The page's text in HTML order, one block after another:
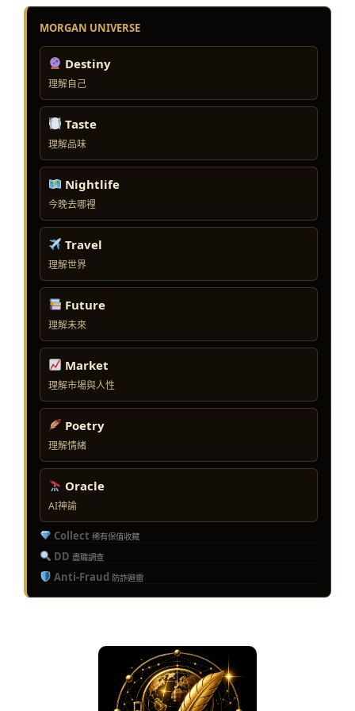
MORGAN UNIVERSE
Destiny
理解自己
Taste
理解品味
Nightlife
今晚去哪裡
Travel
理解世界
Future
理解未來
Market
理解市場與人性
Poetry
理解情緒
Oracle
AI神諭
Collect 稀有保值收藏
DD 盡職調查
Anti-Fraud 防詐避雷